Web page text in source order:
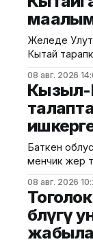
Желеде
Кытай
Маданият,
министрлиги
маалыматына
чет өлкөлүк
туруктуу
Байыркы
08 авг. 2026
Кызыл-
Баткен
менчик жер
бузуулар
Маалыматка
08 авг. 2026
бөлүгү